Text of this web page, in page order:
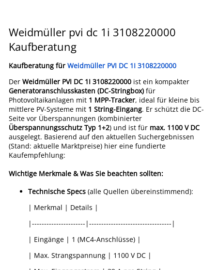
Weidmüller pvi dc 1i 3108220000
Kaufberatung
Kaufberatung für Weidmüller PVI DC 1I 3108220000
Der Weidmüller PVI DC 1I 3108220000 ist ein kompakter
Generatoranschlusskasten (DC-Stringbox) für
Photovoltaikanlagen mit 1 MPP-Tracker, ideal für kleine bis
mittlere PV-Systeme mit 1 String-Eingang. Er schützt die DC-
Seite vor Überspannungen (kombinierter
Überspannungsschutz Typ 1+2) und ist für max. 1100 V DC
ausgelegt. Basierend auf den aktuellen Suchergebnissen
(Stand: aktuelle Marktpreise) hier eine fundierte
Kaufempfehlung:
Wichtige Merkmale & Was Sie beachten sollten:
Technische Specs (alle Quellen übereinstimmend):
| Merkmal | Details |
|----------------------|----------------------------------|
| Eingänge | 1 (MC4-Anschlüsse) |
| Max. Strangspannung | 1100 V DC |